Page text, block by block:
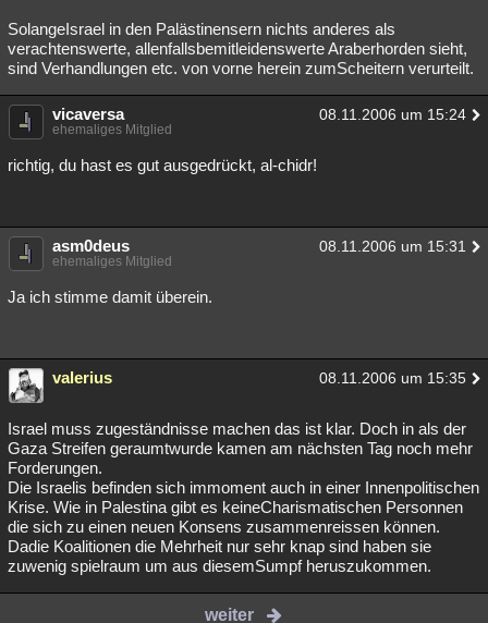
SolangeIsrael in den Palästinensern nichts anderes als
verachtenswerte, allenfallsbemitleidenswerte Araberhorden sieht,
sind Verhandlungen etc. von vorne herein zumScheitern verurteilt.
vicaversa 08.11.2006 um 15:24
ehemaliges Mitglied
richtig, du hast es gut ausgedrückt, al-chidr!
asm0deus 08.11.2006 um 15:31
ehemaliges Mitglied
Ja ich stimme damit überein.
valerius 08.11.2006 um 15:35
Israel muss zugeständnisse machen das ist klar. Doch in als der
Gaza Streifen geraumtwurde kamen am nächsten Tag noch mehr
Forderungen.
Die Israelis befinden sich immoment auch in einer Innenpolitischen
Krise. Wie in Palestina gibt es keineCharismatischen Personnen
die sich zu einen neuen Konsens zusammenreissen können.
Dadie Koalitionen die Mehrheit nur sehr knap sind haben sie
zuwenig spielraum um aus diesemSumpf heruszukommen.
weiter